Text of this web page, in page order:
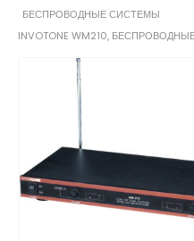
БЕСПРОВОДНЫЕ СИСТЕМЫ
INVOTONE WM210,